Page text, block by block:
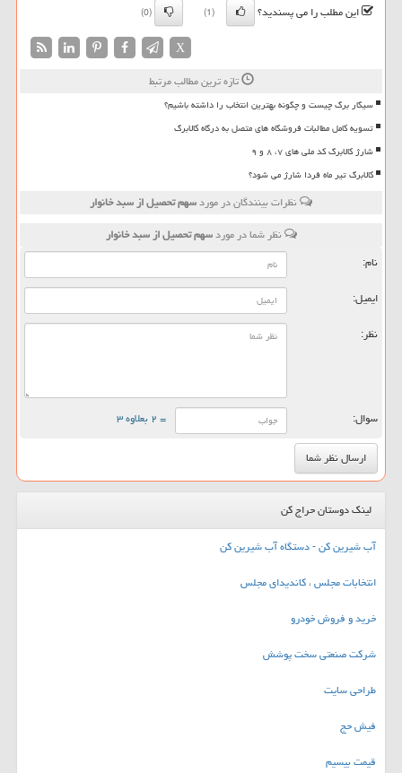
این مطلب را می پسندید؟
(1)
(0)
X
تازه ترین مطالب مرتبط
سیگار برگ چیست و چگونه بهترین انتخاب را داشته باشیم؟
تسویه کامل مطالبات فروشگاه های متصل به درگاه کالابرگ
شارژ کالابرگ کد ملی های ۷، ۸ و ۹
کالابرگ تیر ماه فردا شارژ می شود؟
نظرات بینندگان در موردسهم تحصیل از سبد خانوار
نظر شما در موردسهم تحصیل از سبد خانوار
نام:
ایمیل:
نظر:
سوال: = ۲ بعلاوه ۳
لینک دوستان حراج کن
آب شیرین کن - دستگاه آب شیرین کن
انتخابات مجلس ، کاندیدای مجلس
خرید و فروش خودرو
شرکت صنعتی سخت پوشش
طراحی سایت
فیش حج
قیمت بیسیم